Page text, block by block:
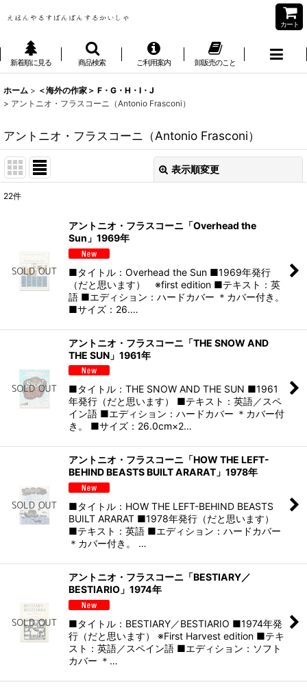
カート
新着順に見る 商品検索 ご利用案内 卸販売のこと
ホーム > ＜海外の作家＞ F・G・H・I・J
> アントニオ・フラスコーニ（Antonio Frasconi）
アントニオ・フラスコーニ（Antonio Frasconi）
表示順変更
絞り込む
22件
アントニオ・フラスコーニ「Overhead the
Sun」1969年
■タイトル：Overhead the Sun ■1969年発行
（だと思います） ※first edition ■テキスト：英
語 ■エディション：ハードカバー ＊カバー付き。
■サイズ：26.…
アントニオ・フラスコーニ「THE SNOW AND
THE SUN」1961年
■タイトル：THE SNOW AND THE SUN ■1961
年発行（だと思います） ■テキスト：英語／スペ
イン語 ■エディション：ハードカバー ＊カバー付
き。 ■サイズ：26.0cm×2…
アントニオ・フラスコーニ「HOW THE LEFT-
BEHIND BEASTS BUILT ARARAT」1978年
■タイトル：HOW THE LEFT-BEHIND BEASTS
BUILT ARARAT ■1978年発行（だと思います）
■テキスト：英語 ■エディション：ハードカバー
＊カバー付き。 …
アントニオ・フラスコーニ「BESTIARY／
BESTIARIO」1974年
■タイトル：BESTIARY／BESTIARIO ■1974年発
行（だと思います） ※First Harvest edition ■テキ
スト：英語／スペイン語 ■エディション：ソフト
カバー ＊…